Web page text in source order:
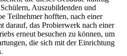
Auszubildenden und
Teilnehmer hofften, nach einer
darauf, das Probierwerk nach einer
erneut besuchen zu können, um
die sich mit der Einrichtung